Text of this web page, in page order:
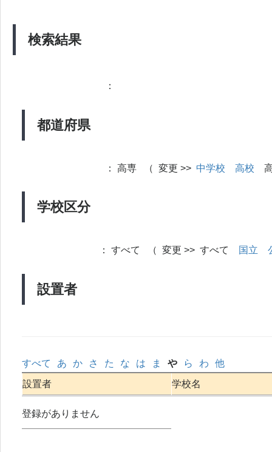
検索結果
都道府県
：
学校区分
： 高専 （ 変更 >> 中学校 高校
設置者
： すべて （ 変更 >> すべて 国立
すべて あ か さ た な は ま や ら わ
他
設置者
学校名
登録がありません